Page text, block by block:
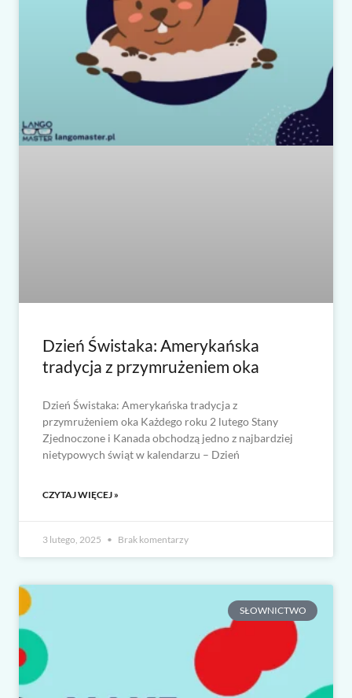
Dzień Świstaka: Amerykańska
tradycja z przymrużeniem oka
Dzień Świstaka: Amerykańska tradycja z
przymrużeniem oka Każdego roku 2 lutego Stany
Zjednoczone i Kanada obchodzą jedno z najbardziej
nietypowych świąt w kalendarzu – Dzień
CZYTAJ WIĘCEJ »
3 lutego, 2025 Brak komentarzy
SŁOWNICTWO